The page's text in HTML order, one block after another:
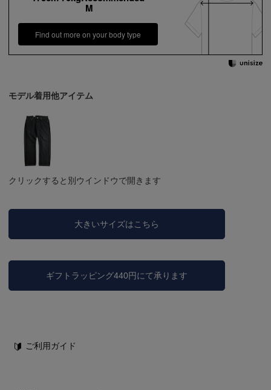
M
Find out more on your body type
モデル着用他アイテム
クリックすると別ウインドウで開きます
大きいサイズはこちら
ギフトラッピング440円にて承ります
ご利用ガイド